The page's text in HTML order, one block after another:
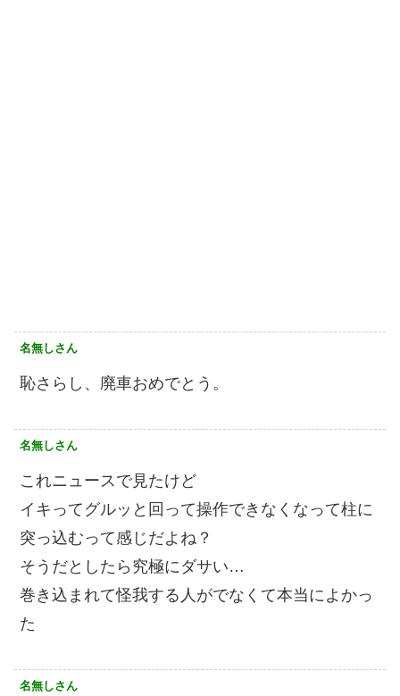
名無しさん
恥さらし、廃車おめでとう。
名無しさん
これニュースで見たけど
イキってグルッと回って操作できなくなって柱に
突っ込むって感じだよね？
そうだとしたら究極にダサい…
巻き込まれて怪我する人がでなくて本当によかっ
た
名無しさん